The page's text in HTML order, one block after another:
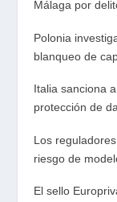
Málaga por
Polonia
blanqueo de
Italia sanciona
protección de
Los
riesgo de
El sello